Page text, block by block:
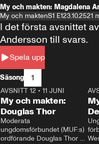
My och makten: Magdalena
My och maktenS1 E123.10.2521
Spela upp
I det första avsnittet
Andersson till svars.
Säsong 1
26:27
AVSNITT 12 • 11 JUNI
My och makten:
Douglas Thor
Moderata
ungdomsförbundet (MUF:s)
ordförande Douglas Thor